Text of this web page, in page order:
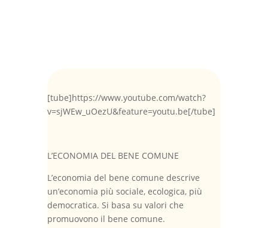
[tube]https://www.youtube.com/watch?
v=sjWEw_uOezU&feature=youtu.be[/tube]
L’ECONOMIA DEL BENE COMUNE
L’economia del bene comune descrive
un’economia più sociale, ecologica, più
democratica. Si basa su valori che
promuovono il bene comune.